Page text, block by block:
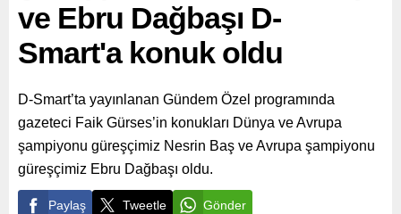
ve Ebru Dağbaşı D-
Smart'a konuk oldu
D-Smart’ta yayınlanan Gündem Özel programında
gazeteci Faik Gürses’in konukları Dünya ve Avrupa
şampiyonu güreşçimiz Nesrin Baş ve Avrupa şampiyonu
güreşçimiz Ebru Dağbaşı oldu.
Paylaş Tweetle Gönder